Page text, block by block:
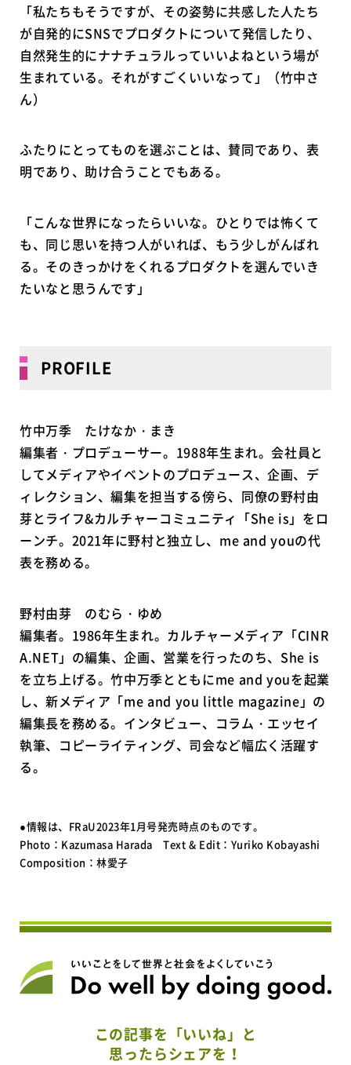
「私たちもそうですが、その姿勢に共感した人たち
が自発的にSNSでプロダクトについて発信したり、
自然発生的にナナチュラルっていいよねという場が
生まれている。それがすごくいいなって」（竹中さ
ん）
ふたりにとってものを選ぶことは、賛同であり、表
明であり、助け合うことでもある。
「こんな世界になったらいいな。ひとりでは怖くて
も、同じ思いを持つ人がいれば、もう少しがんばれ
る。そのきっかけをくれるプロダクトを選んでいき
たいなと思うんです」
PROFILE
竹中万季 たけなか・まき
編集者・プロデューサー。1988年生まれ。会社員と
してメディアやイベントのプロデュース、企画、デ
ィレクション、編集を担当する傍ら、同僚の野村由
芽とライフ&カルチャーコミュニティ「She is」をロ
ーンチ。2021年に野村と独立し、me and youの代
表を務める。
野村由芽 のむら・ゆめ
編集者。1986年生まれ。カルチャーメディア「CINR
A.NET」の編集、企画、営業を行ったのち、She is
を立ち上げる。竹中万季とともにme and youを起業
し、新メディア「me and you little magazine」の
編集長を務める。インタビュー、コラム・エッセイ
執筆、コピーライティング、司会など幅広く活躍す
る。
●情報は、FRaU2023年1月号発売時点のものです。
Photo：Kazumasa Harada Text & Edit：Yuriko Kobayashi
Composition：林愛子
この記事を「いいね」と
思ったらシェアを！